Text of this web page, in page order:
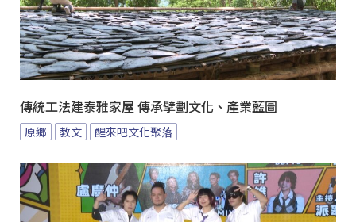
傳統工法建泰雅家屋 傳承擘劃文化、產業藍圖
原鄉 教文 醒來吧文化聚落